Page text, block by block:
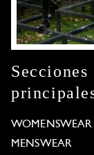
Secciones
WOMENSWEAR
MENSWEAR